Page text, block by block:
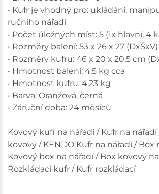
• Kufr je vhodný pro: ukládání,
ručního nářadí
• Počet úložných míst: 5 (1x hlavní, 4
• Rozměry balení: 53 x 26 x 27 (DxŠxV)
• Rozměry kufru: 46 x 20 x 20,5 cm
• Hmotnost balení: 4,5 kg cca
• Hmotnost kufru: 4,23 kg
• Barva: Oranžová, černá
• Záruční doba: 24 měsíců
Kovový kufr na nářadí / Kufr na
kovový / KENDO Kufr na nářadí / Box
Kovový box na nářadí / Box kovový
Rozkládací kufr / Kufr rozkládací